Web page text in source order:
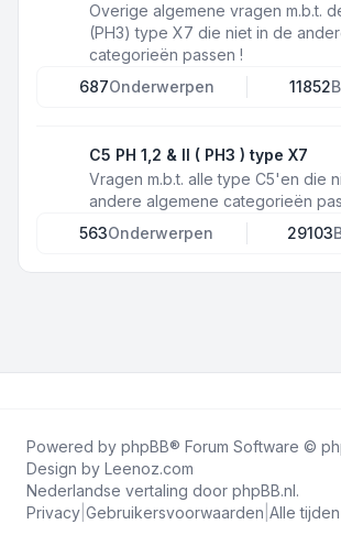
Overige algemene vragen m.b.t.
(PH3) type X7 die niet in de
categorieën passen !
687Onderwerpen 11852
C5 PH 1,2 & II ( PH3 ) type X7
Vragen m.b.t. alle type C5'en die
andere algemene categorieën
563Onderwerpen 29103
Powered by phpBB® Forum Software ©
Design by Leenoz.com
Nederlandse vertaling door phpBB.nl.
Privacy Gebruikersvoorwaarden Alle